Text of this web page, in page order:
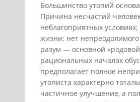
Большинство утопий
Причина несчастий
неблагоприятных
жизни; нет
разум — основной
рациональных началах
предполагает полное
утописта характерно
частичное улучшение, а